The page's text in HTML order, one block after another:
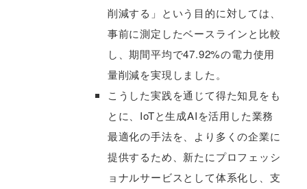
削減する」という目的に対しては、
事前に測定したベースラインと比較
し、期間平均で47.92%の電力使用
量削減を実現しました。
こうした実践を通じて得た知見をも
とに、IoTと生成AIを活用した業務
最適化の手法を、より多くの企業に
提供するため、新たにプロフェッシ
ョナルサービスとして体系化し、支